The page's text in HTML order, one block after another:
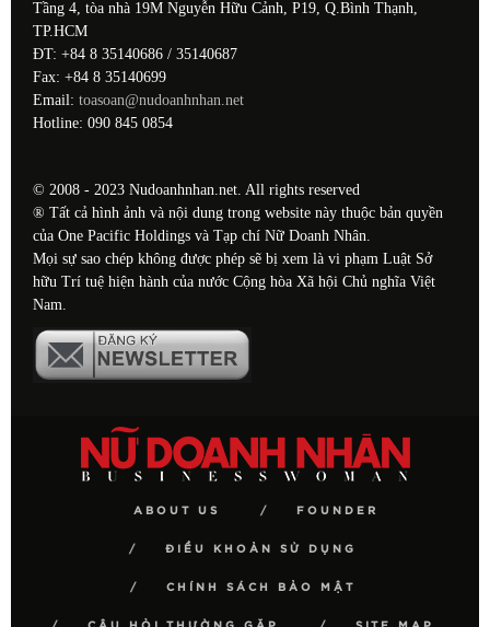
Tầng 4, tòa nhà 19M Nguyễn Hữu Cảnh, P19, Q.Bình Thạnh,
TP.HCM
ĐT: +84 8 35140686 / 35140687
Fax: +84 8 35140699
Email: toasoan@nudoanhnhan.net
Hotline: 090 845 0854
© 2008 - 2023 Nudoanhnhan.net. All rights reserved
® Tất cả hình ảnh và nội dung trong website này thuộc bản quyền
của One Pacific Holdings và Tạp chí Nữ Doanh Nhân.
Mọi sự sao chép không được phép sẽ bị xem là vi phạm Luật Sở
hữu Trí tuệ hiện hành của nước Cộng hòa Xã hội Chủ nghĩa Việt
Nam.
ABOUT US FOUNDER
ĐIỀU KHOẢN SỬ DỤNG
CHÍNH SÁCH BẢO MẬT